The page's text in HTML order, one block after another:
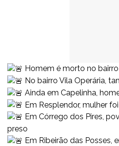
Homem é morto no
No bairro Vila Operária,
Ainda em Capelinha,
Em Resplendor, mulher
Em Córrego dos Pires,
preso
Em Ribeirão das Posses,